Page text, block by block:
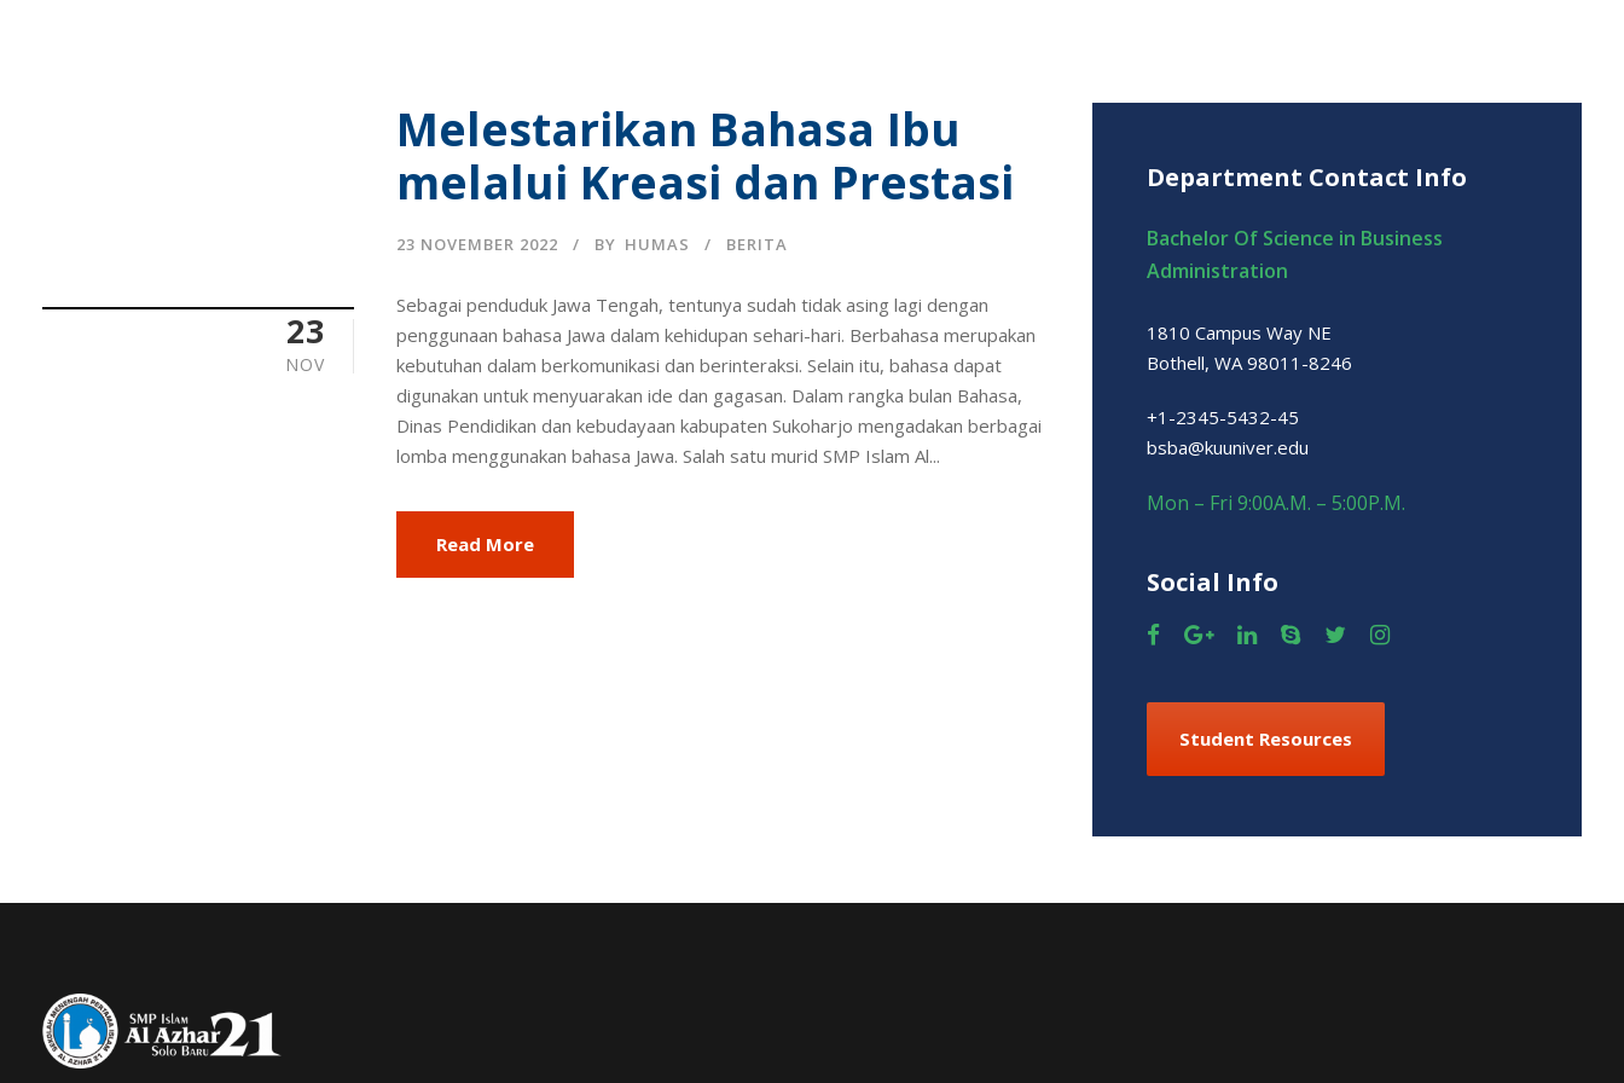
23
NOV
Melestarikan Bahasa Ibu
melalui Kreasi dan Prestasi
23 NOVEMBER 2022 BY HUMAS BERITA
Sebagai penduduk Jawa Tengah, tentunya sudah tidak asing lagi dengan
penggunaan bahasa Jawa dalam kehidupan sehari-hari. Berbahasa merupakan
kebutuhan dalam berkomunikasi dan berinteraksi. Selain itu, bahasa dapat
digunakan untuk menyuarakan ide dan gagasan. Dalam rangka bulan Bahasa,
Dinas Pendidikan dan kebudayaan kabupaten Sukoharjo mengadakan berbagai
lomba menggunakan bahasa Jawa. Salah satu murid SMP Islam Al...
Read More
Department Contact Info
Bachelor Of Science in Business
Administration
1810 Campus Way NE
Bothell, WA 98011-8246
+1-2345-5432-45
bsba@kuuniver.edu
Mon – Fri 9:00A.M. – 5:00P.M.
Social Info
Student Resources